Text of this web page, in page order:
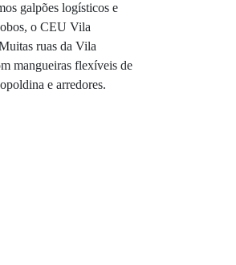
galpões logísticos e
o CEU Vila
ruas da Vila
mangueiras flexíveis de
e arredores.